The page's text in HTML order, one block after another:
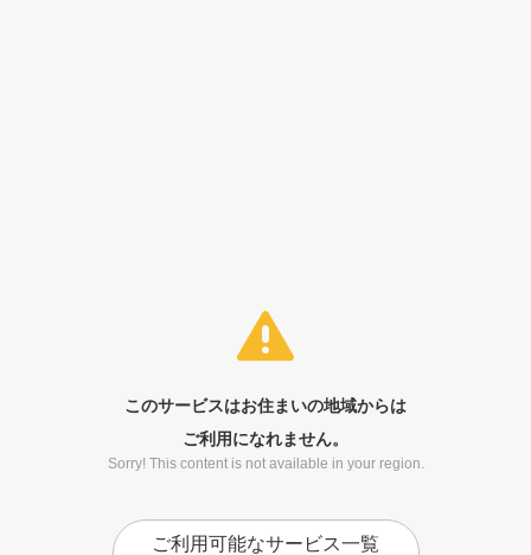
このサービスはお住まいの地域からは
ご利用になれません。
Sorry! This content is not available in your region.
ご利用可能なサービス一覧